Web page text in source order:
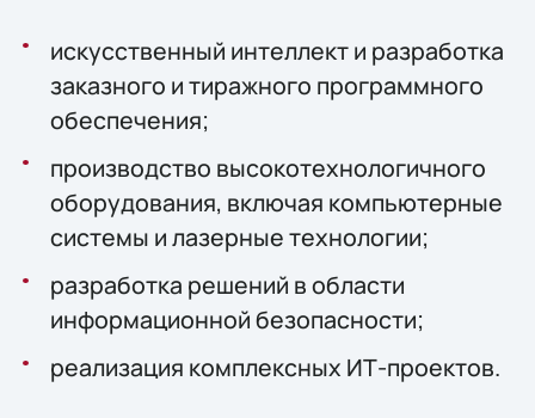
искусственный интеллект и разработка
заказного и тиражного программного
обеспечения;
производство высокотехнологичного
оборудования, включая компьютерные
системы и лазерные технологии;
разработка решений в области
информационной безопасности;
реализация комплексных ИТ-проектов.